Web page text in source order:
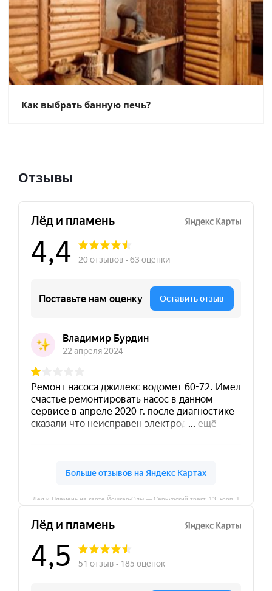
Как выбрать банную печь?
Отзывы
Лёд и Пламень на карте Йошкар‑Олы — Сернурский тракт, 13, корп. 1